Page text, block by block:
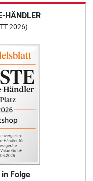
HÄNDLER
2026)
Folge